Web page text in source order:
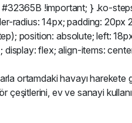
!important; } .ko-
radius: 14px; padding: 20px
position: absolute; left:
flex; align-items:
ortamdaki havayı
ev ve sanayi